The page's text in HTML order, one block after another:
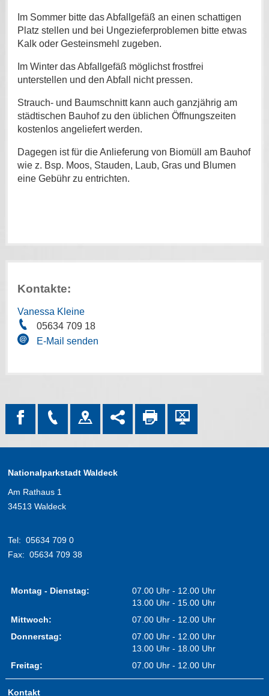
Im Sommer bitte das Abfallgefäß an einen schattigen
Platz stellen und bei Ungezieferproblemen bitte etwas
Kalk oder Gesteinsmehl zugeben.
Im Winter das Abfallgefäß möglichst frostfrei
unterstellen und den Abfall nicht pressen.
Strauch- und Baumschnitt kann auch ganzjährig am
städtischen Bauhof zu den üblichen Öffnungszeiten
kostenlos angeliefert werden.
Dagegen ist für die Anlieferung von Biomüll am Bauhof
wie z. Bsp. Moos, Stauden, Laub, Gras und Blumen
eine Gebühr zu entrichten.
Kontakte:
Vanessa Kleine
05634 709 18
E-Mail senden
Nationalparkstadt Waldeck
Am Rathaus 1
34513 Waldeck
Tel: 05634 709 0
Fax: 05634 709 38
Montag - Dienstag:
07.00 Uhr - 12.00 Uhr
13.00 Uhr - 15.00 Uhr
Mittwoch:
07.00 Uhr - 12.00 Uhr
Donnerstag:
07.00 Uhr - 12.00 Uhr
13.00 Uhr - 18.00 Uhr
Freitag:
07.00 Uhr - 12.00 Uhr
Kontakt